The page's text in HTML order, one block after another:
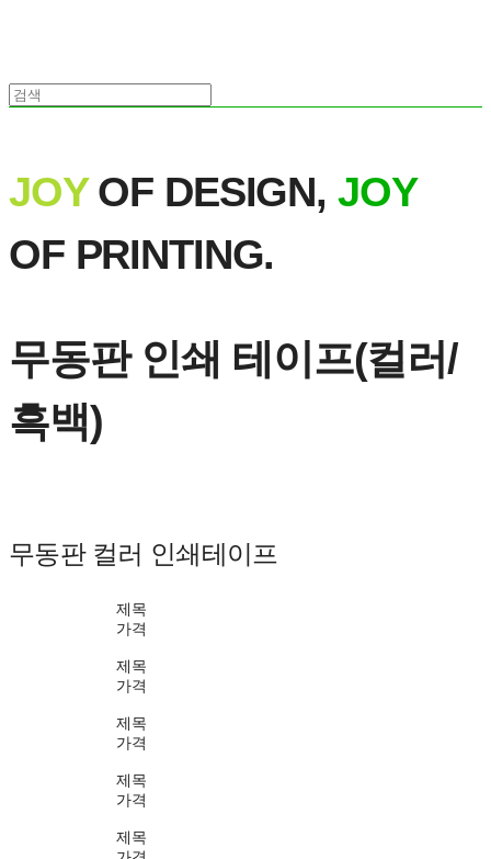
JOYOF DESIGN, JOY
OF PRINTING.
무동판 인쇄 테이프(컬러/
흑백)
무동판 컬러 인쇄테이프
제목
가격
제목
가격
제목
가격
제목
가격
제목